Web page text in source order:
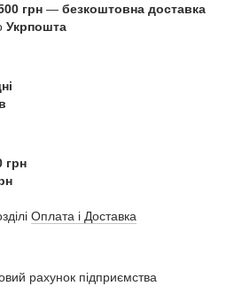
грн — безкоштовна доставка
Укрпошта
грн
Оплата і Доставка
рахунок підприємства